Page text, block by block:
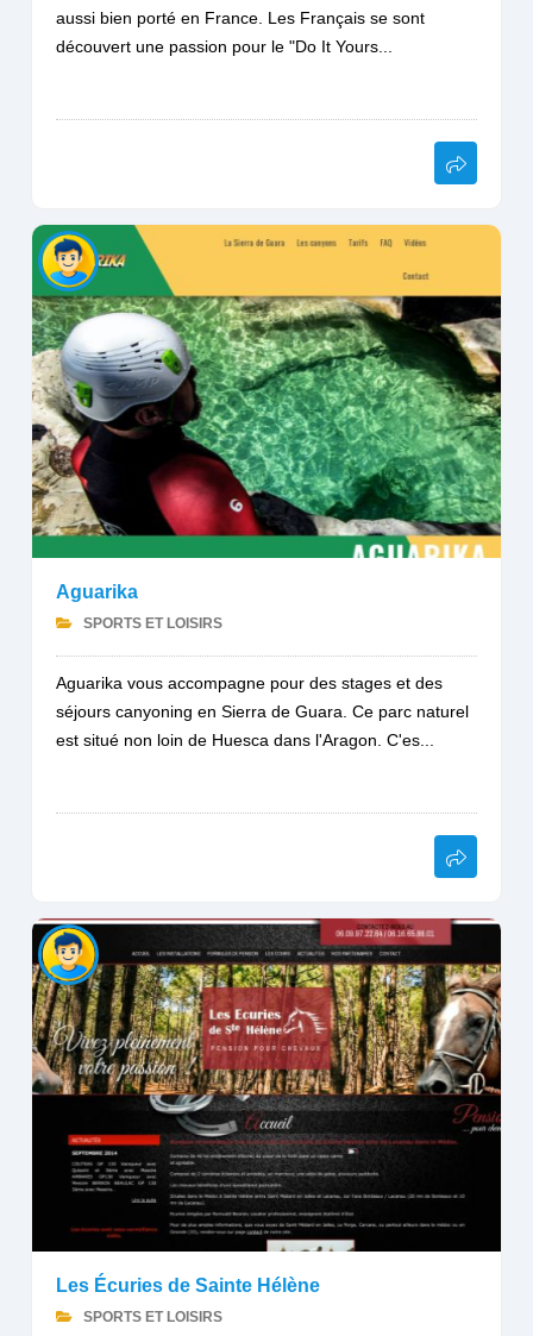
aussi bien porté en France. Les Français se sont
découvert une passion pour le "Do It Yours...
Aguarika
SPORTS ET LOISIRS
Aguarika vous accompagne pour des stages et des
séjours canyoning en Sierra de Guara. Ce parc naturel
est situé non loin de Huesca dans l'Aragon. C'es...
Les Écuries de Sainte Hélène
SPORTS ET LOISIRS